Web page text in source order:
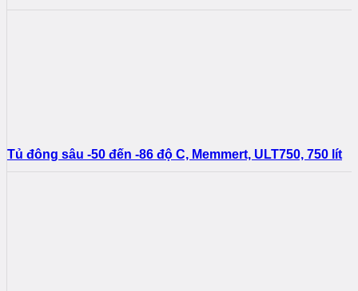
Tủ đông sâu -50 đến -86 độ C, Memmert, ULT750, 750 lít